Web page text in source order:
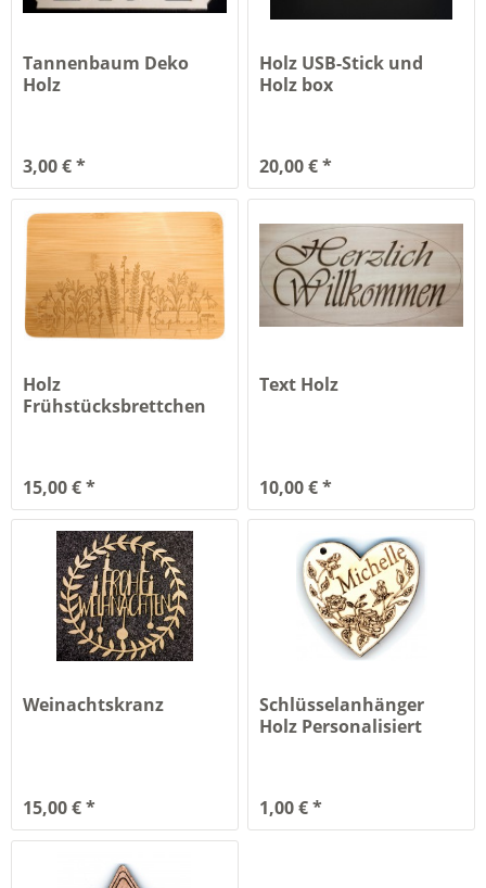
Tannenbaum Deko
Holz
3,00 € *
Holz USB-Stick und
Holz box
20,00 € *
Holz
Frühstücksbrettchen
15,00 € *
Text Holz
10,00 € *
Weinachtskranz
15,00 € *
Schlüsselanhänger
Holz Personalisiert
1,00 € *